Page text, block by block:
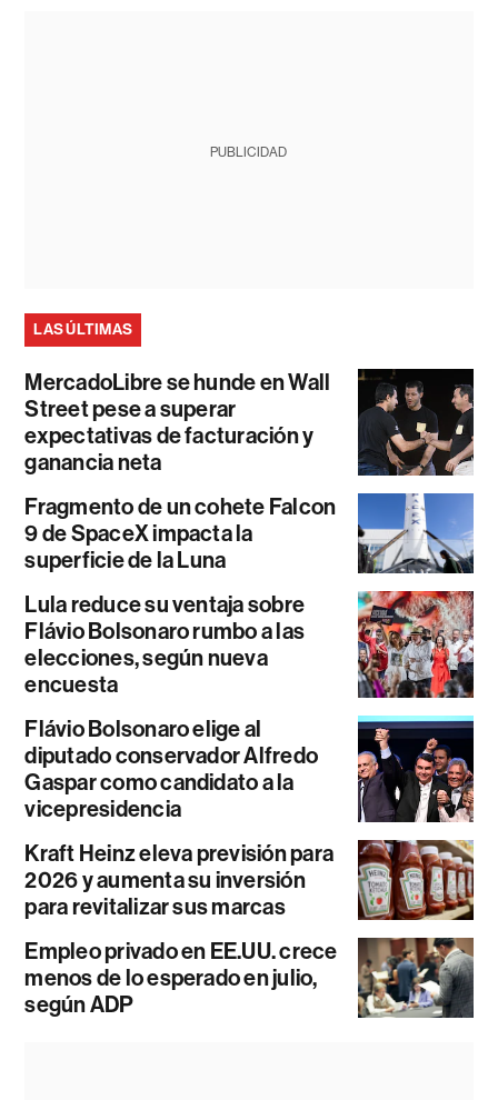
PUBLICIDAD
LAS ÚLTIMAS
MercadoLibre se hunde en Wall
Street pese a superar
expectativas de facturación y
ganancia neta
Fragmento de un cohete Falcon
9 de SpaceX impacta la
superficie de la Luna
Lula reduce su ventaja sobre
Flávio Bolsonaro rumbo a las
elecciones, según nueva
encuesta
Flávio Bolsonaro elige al
diputado conservador Alfredo
Gaspar como candidato a la
vicepresidencia
Kraft Heinz eleva previsión para
2026 y aumenta su inversión
para revitalizar sus marcas
Empleo privado en EE.UU. crece
menos de lo esperado en julio,
según ADP